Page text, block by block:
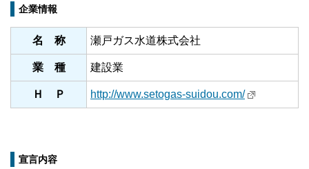
企業情報
名 称 瀬戸ガス水道株式会社
業 種 建設業
Ｈ Ｐ http://www.setogas-suidou.com/
宣言内容